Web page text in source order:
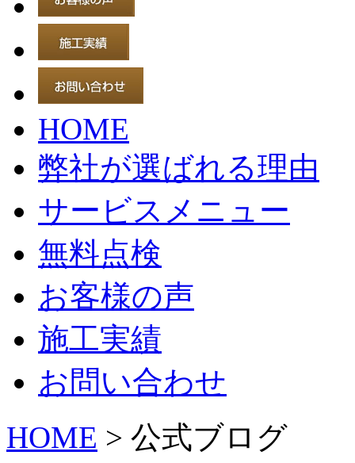
HOME
弊社が選ばれる理由
サービスメニュー
無料点検
お客様の声
施工実績
お問い合わせ
HOME > 公式ブログ